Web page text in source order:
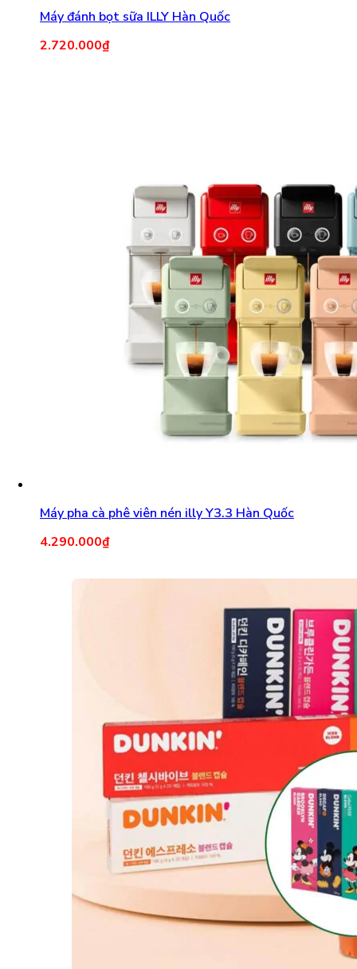
Máy đánh bọt sữa ILLY Hàn Quốc
2.720.000₫
Máy pha cà phê viên nén illy Y3.3 Hàn Quốc
4.290.000₫